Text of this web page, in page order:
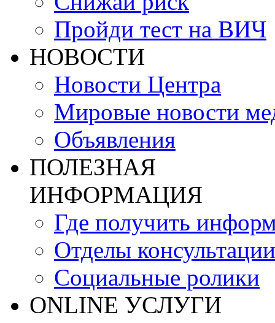
Пройди тест на ВИЧ
НОВОСТИ
Новости Центра
Мировые новости
Объявления
ПОЛЕЗНАЯ
ИНФОРМАЦИЯ
Где получить
Отделы консультации
Социальные ролики
ONLINE УСЛУГИ